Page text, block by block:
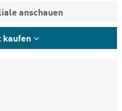
anschauen
kaufen